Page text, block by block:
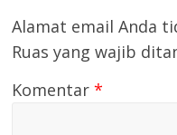
Alamat email Anda
Ruas yang wajib
Komentar*